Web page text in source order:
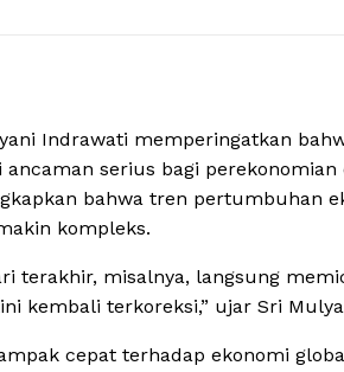
Indrawati memperingatkan
serius bagi
bahwa tren pertumbuhan
kompleks.
terakhir, misalnya, langsung
kembali terkoreksi,” ujar Sri
cepat terhadap ekonomi